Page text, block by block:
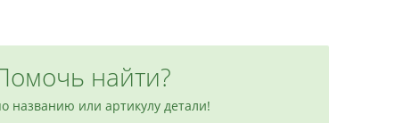
найти?
названию или артикулу детали!